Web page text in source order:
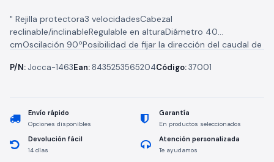
" Rejilla protectora3 velocidadesCabezal
reclinable/inclinableRegulable en alturaDiámetro 40
cmOscilación 90ºPosibilidad de fijar la dirección del caudal de
~ 50/60Hz40W "
P/N: Jocca-1463Ean: 8435253565204Código:37001
Envío rápido
Opciones disponibles
Garantía
En productos seleccionados
Devolución fácil
14 días
Atención personalizada
Te ayudamos